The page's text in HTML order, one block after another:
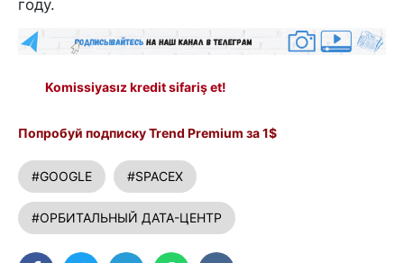
году.
Komissiyasız kredit sifariş et!
Попробуй подписку Trend Premium за 1$
#GOOGLE #SPACEX
#ОРБИТАЛЬНЫЙ ДАТА-ЦЕНТР